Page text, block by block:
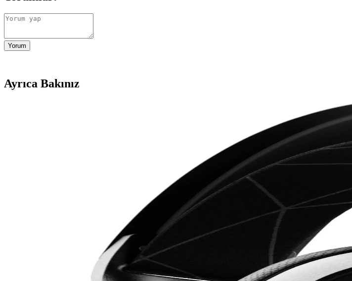
Yorum
Ayrıca Bakınız
İş Görüşmeleri İçin Sony XM5 ve Bose Kulaklıkların Performans ve Konfor Analizi
Sony XM5 ve Bose kulaklıklar, iş görüşmelerinde ses netliği, mikrofon hassasiyeti ve konfor açısından
Günlük Hayatta En Çok Tercih Edilen Faydalı Teknoloji Hediyeleri ve Kullanım
Günlük hayatta sık kullanılan teknoloji hediyeleri arasında powerbankler, kablosuz kulaklıklar, akıllı ev
MOBAX Lila Bluetoothlu Işıklı Oyuncu Kulaklığı Çocuklar ve Gençler İçin Şık ve
MOBAX Lila, renkli tasarımı, yüksek ses kalitesi ve kablosuz kullanım özelliğiyle çocuklar ve gençler için
2. Nesil AirPods Pro ile Kablosuz Ses Deneyiminde Yenilikler ve Gelişmeler
2. nesil AirPods Pro, gelişmiş ses kalitesi, aktif gürültü engelleme ve uzun pil ömrü ile kablosuz ses
Lenovo Lp1s ve Lp40 Pro Kablosuz Kulaklık Karşılaştırması: Özellikler ve Kullanıcı